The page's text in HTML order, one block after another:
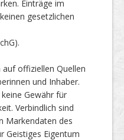
Einträge im
gesetzlichen
offiziellen Quellen
und Inhaber.
Gewähr für
Verbindlich sind
Markendaten des
Geistiges Eigentum